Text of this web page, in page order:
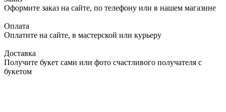
Оформите заказ на сайте, по телефону или в нашем магазине
Оплата
Оплатите на сайте, в мастерской или курьеру
Доставка
Получите букет сами или фото счастливого получателя с
букетом